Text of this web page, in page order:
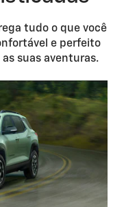
tudo o que você
e perfeito
suas aventuras.